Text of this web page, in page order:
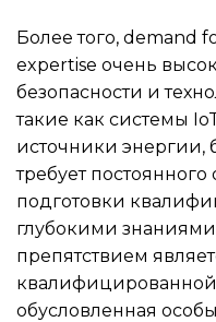
Более того, demand
expertise очень
безопасности и
такие как системы
источники энергии,
требует
подготовки
глубокими
препятствием
обусловленная